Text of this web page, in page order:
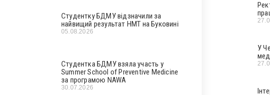
Студентку БДМУ відзначили за
найвищий результат НМТ на Буковині
05.08.2026
Студентка БДМУ взяла участь у
Summer School of Preventive Medicine
за програмою NAWA
30.07.2026
У